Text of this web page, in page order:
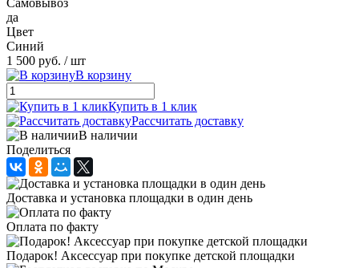
да
Цвет
Синий
1 500 руб. / шт
В корзину
Купить в 1 клик
Рассчитать доставку
В наличии
Поделиться
Доставка и установка площадки в один день
Оплата по факту
Подарок! Аксессуар при покупке детской площадки